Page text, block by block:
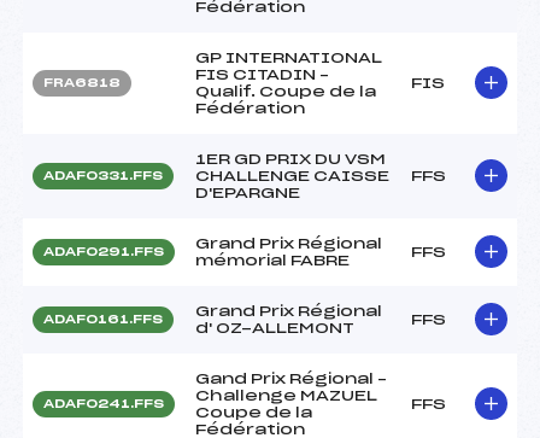
Fédération
FRA6818
GP INTERNATIONAL
FIS CITADIN –
Qualif. Coupe de la
Fédération
FIS
ADAF0331.FFS
1ER GD PRIX DU VSM
CHALLENGE CAISSE
D'EPARGNE
FFS
ADAF0291.FFS
Grand Prix Régional
mémorial FABRE
FFS
ADAF0161.FFS
Grand Prix Régional
d' OZ-ALLEMONT
FFS
ADAF0241.FFS
Gand Prix Régional –
Challenge MAZUEL
Coupe de la
Fédération
FFS